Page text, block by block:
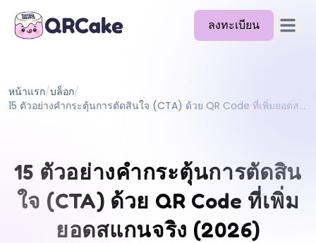
ลงทะเบียน เปิดเมนู
ราคา
เอกสาร
ช่วยเหลือ
หน้าแรก/บล็อก/
15 ตัวอย่างคำกระตุ้นการตัดสินใจ (CTA) ด้วย QR Code ที่เพิ่มยอดสแกนจริง (2026)
15 ตัวอย่างคำกระตุ้นการตัดสิน
ใจ (CTA) ด้วย QR Code ที่เพิ่ม
ยอดสแกนจริง (2026)